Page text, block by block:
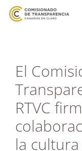
El
RTVC
la